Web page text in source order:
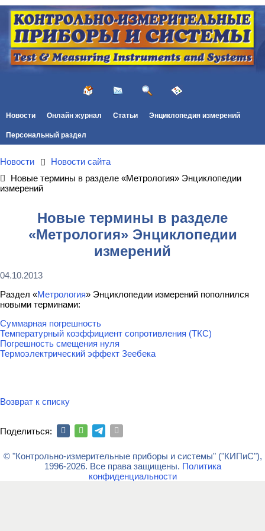
Новости Онлайн журнал Статьи Энциклопедия измерений
Персональный раздел
Новости
Новости сайта
Новые термины в разделе «Метрология» Энциклопедии
измерений
Новые термины в разделе
«Метрология» Энциклопедии
измерений
04.10.2013
Раздел «Метрология» Энциклопедии измерений пополнился
новыми терминами:
Суммарная погрешность
Температурный коэффициент сопротивления (ТКС)
Погрешность смещения нуля
Термоэлектрический эффект Зеебека
Возврат к списку
Поделиться:
© "Контрольно-измерительные приборы и системы" ("КИПиС"),
1996-2026. Все права защищены. Политика
конфиденциальности